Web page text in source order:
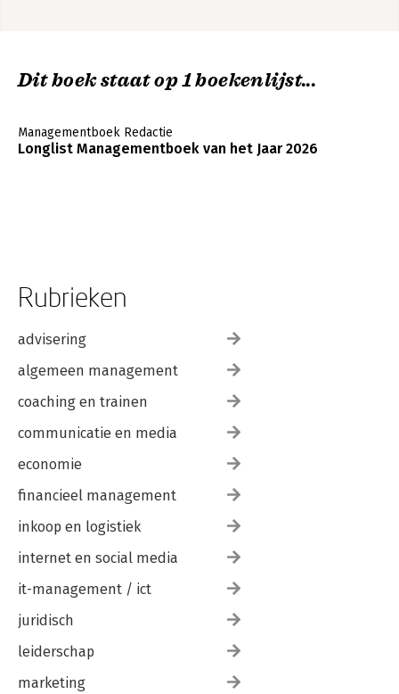
Dit boek staat op 1 boekenlijst...
Managementboek Redactie
Longlist Managementboek van het Jaar 2026
Rubrieken
advisering
algemeen management
coaching en trainen
communicatie en media
economie
financieel management
inkoop en logistiek
internet en social media
it-management / ict
juridisch
leiderschap
marketing